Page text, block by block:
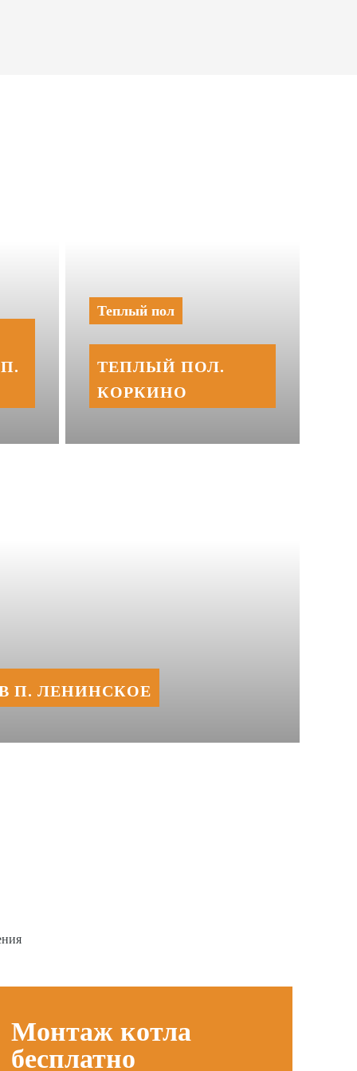
Теплый пол
ТЕПЛЫЙ ПОЛ.
КОРКИНО
П. ЛЕНИНСКОЕ
Монтаж котла
бесплатно